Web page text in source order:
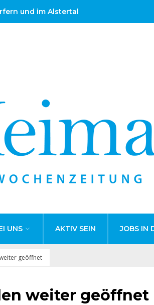
und im Alstertal
UNS AKTIV SEIN JOBS IN
geöffnet
weiter geöffnet